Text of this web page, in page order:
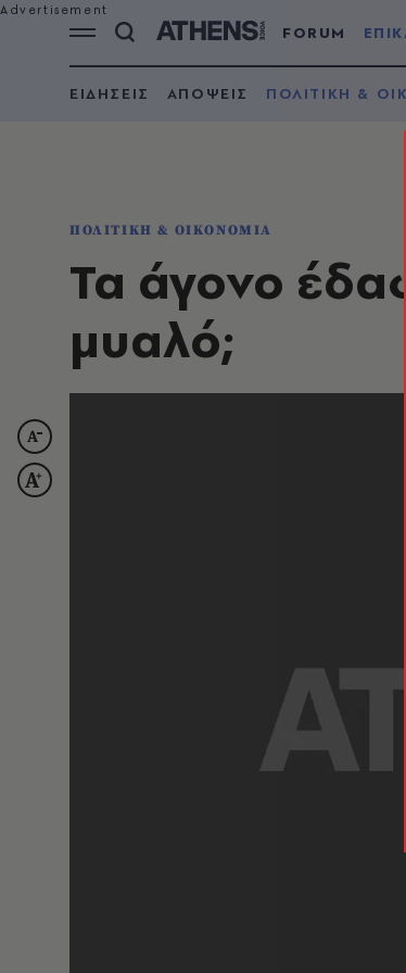
FORUM
ΕΙΔΗΣΕΙΣ ΑΠΟΨΕΙΣ ΠΟΛΙΤΙΚΗ &
ΠΟΛΙΤΙΚΗ & ΟΙΚΟΝΟΜΙΑ
Τα άγονο
μυαλό;